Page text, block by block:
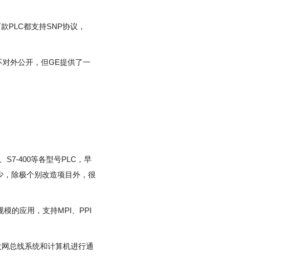
PLC都支持SNP协议，
外公开，但GE提供了一
S7-400等各型号PLC，早
除极个别改造项目外，很
模的应用，支持MPI、PPI
总线系统和计算机进行通